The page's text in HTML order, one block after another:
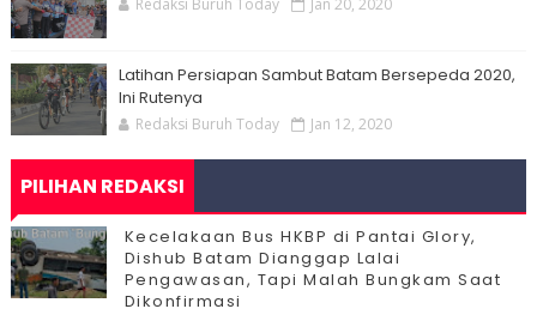
Redaksi Buruh Today Jan 20, 2020
Latihan Persiapan Sambut Batam Bersepeda 2020,
Ini Rutenya
Redaksi Buruh Today Jan 12, 2020
PILIHAN REDAKSI
Kecelakaan Bus HKBP di Pantai Glory,
Dishub Batam Dianggap Lalai
Pengawasan, Tapi Malah Bungkam Saat
Dikonfirmasi